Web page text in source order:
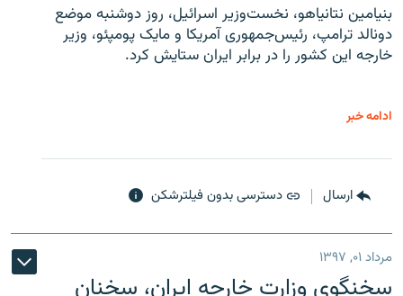
بنیامین نتانیاهو، نخست‌وزیر اسرائیل، روز دوشنبه موضع
دونالد ترامپ، رئیس‌جمهوری آمریکا و مایک پومپئو، وزیر
خارجه این کشور را در برابر ایران ستایش کرد.
ادامه خبر
ارسال دسترسی بدون فیلترشکن
مرداد ۰۱, ۱۳۹۷
سخنگوی وزارت خارجه ایران، سخنان